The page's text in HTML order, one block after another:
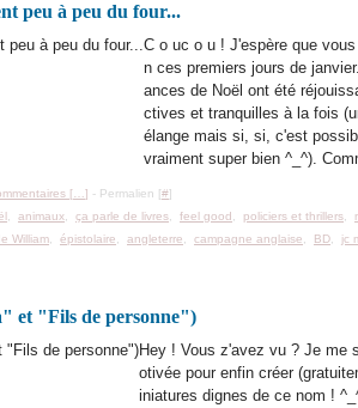
peu à peu du four...
C o uc o u ! J'espère que
n ces premiers jours de
ances de Noël ont été
ctives et tranquilles à la fois
élange mais si, si, c'est
vraiment super bien ^_^).
[ …] - Permalien [#]
,animaux ,ça parle de livres ,feel good policiers et thrillers
William ,épistolaire ,angleterre ,campagne anglaise BD jc
et "Fils de personne")
Hey ! Vous z'avez vu ? Je me
otivée pour enfin créer
iniatures dignes de ce nom !